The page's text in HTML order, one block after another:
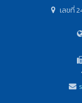
เลขที่